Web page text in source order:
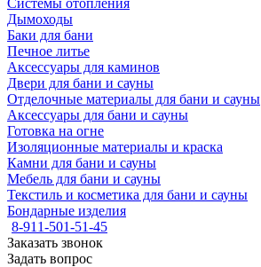
Системы отопления
Дымоходы
Баки для бани
Печное литье
Аксессуары для каминов
Двери для бани и сауны
Отделочные материалы для бани и сауны
Аксессуары для бани и сауны
Готовка на огне
Изоляционные материалы и краска
Камни для бани и сауны
Мебель для бани и сауны
Текстиль и косметика для бани и сауны
Бондарные изделия
8-911-501-51-45
Заказать звонок
Задать вопрос